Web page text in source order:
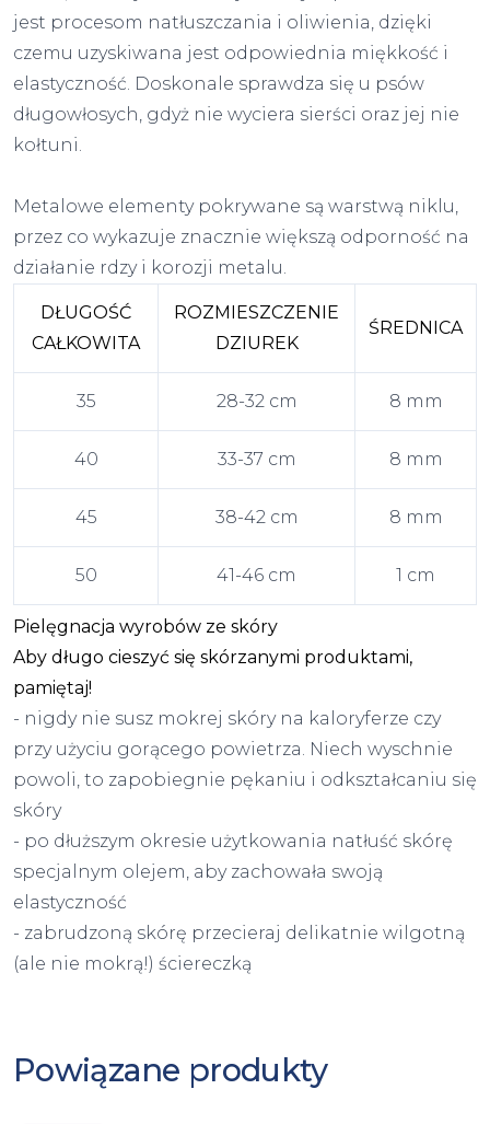
jest procesom natłuszczania i oliwienia, dzięki
czemu uzyskiwana jest odpowiednia miękkość i
elastyczność. Doskonale sprawdza się u psów
długowłosych, gdyż nie wyciera sierści oraz jej nie
kołtuni.
Metalowe elementy pokrywane są warstwą niklu,
przez co wykazuje znacznie większą odporność na
działanie rdzy i korozji metalu.
DŁUGOŚĆ
CAŁKOWITA
ROZMIESZCZENIE
DZIUREK
ŚREDNICA
35 28-32 cm 8 mm
40 33-37 cm 8 mm
45 38-42 cm 8 mm
50 41-46 cm 1 cm
Pielęgnacja wyrobów ze skóry
Aby długo cieszyć się skórzanymi produktami,
pamiętaj!
- nigdy nie susz mokrej skóry na kaloryferze czy
przy użyciu gorącego powietrza. Niech wyschnie
powoli, to zapobiegnie pękaniu i odkształcaniu się
skóry
- po dłuższym okresie użytkowania natłuść skórę
specjalnym olejem, aby zachowała swoją
elastyczność
- zabrudzoną skórę przecieraj delikatnie wilgotną
(ale nie mokrą!) ściereczką
Powiązane produkty